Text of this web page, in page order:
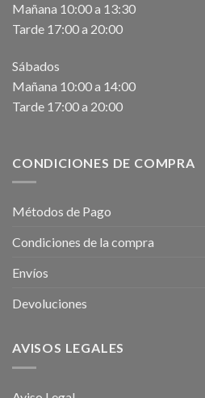
Mañana 10:00 a 13:30
Tarde 17:00 a 20:00
Sábados
Mañana 10:00 a 14:00
Tarde 17:00 a 20:00
CONDICIONES DE COMPRA
Métodos de Pago
Condiciones de la compra
Envíos
Devoluciones
AVISOS LEGALES